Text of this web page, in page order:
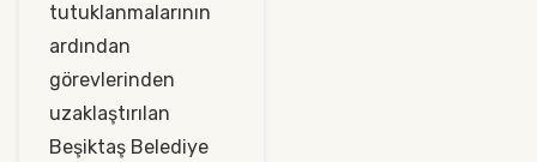
tutuklanmalarının
ardından
görevlerinden
uzaklaştırılan
Beşiktaş Belediye